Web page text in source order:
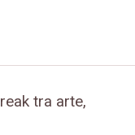
tra arte,